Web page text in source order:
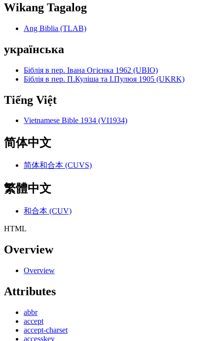
Wikang Tagalog
Ang Biblia (TLAB)
українська
Біблія в пер. Івана Огієнка 1962 (UBIO)
Біблія в пер. П.Куліша та І.Пулюя 1905 (UKRK)
Tiếng Việt
Vietnamese Bible 1934 (VI1934)
简体中文
简体和合本 (CUVS)
繁體中文
和合本 (CUV)
HTML
Overview
Overview
Attributes
abbr
accept
accept-charset
accesskey